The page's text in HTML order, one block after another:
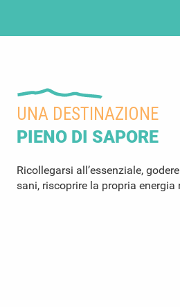
UNA DESTINAZIONE
PIENO DI SAPORE
Ricollegarsi all’essenziale,
sani, riscoprire la propria energia